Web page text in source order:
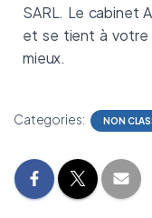
SARL. Le cabinet
et se tient à votre
mieux.
Categories: NON